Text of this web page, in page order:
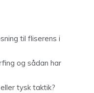
til fliserens i
og sådan har
tysk taktik?